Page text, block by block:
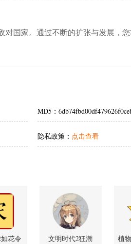
国家。通过不断的扩张与发展，
MD5：
隐私政策： 点击查看
花令
文明时代2狂潮
植